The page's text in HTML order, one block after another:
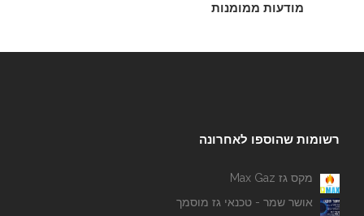
מודעות ממומנות
רשומות שהוספו לאחרונה
מקס גז Max Gaz
אושר שמר - טכנאי גז מוסמך